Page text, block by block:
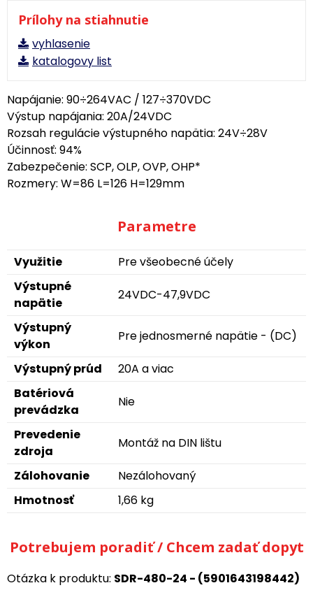
Prílohy na stiahnutie
vyhlasenie
katalogovy list
Napájanie: 90÷264VAC / 127÷370VDC
Výstup napájania: 20A/24VDC
Rozsah regulácie výstupného napätia: 24V÷28V
Účinnosť: 94%
Zabezpečenie: SCP, OLP, OVP, OHP*
Rozmery: W=86 L=126 H=129mm
Parametre
Využitie
Pre všeobecné účely
Výstupné
napätie
24VDC-47,9VDC
Výstupný
výkon
Pre jednosmerné napätie - (DC)
Výstupný prúd
20A a viac
Batériová
prevádzka
Nie
Prevedenie
zdroja
Montáž na DIN lištu
Zálohovanie
Nezálohovaný
Hmotnosť
1,66 kg
Potrebujem poradiť / Chcem zadať dopyt
Otázka k produktu: SDR-480-24 - (5901643198442)